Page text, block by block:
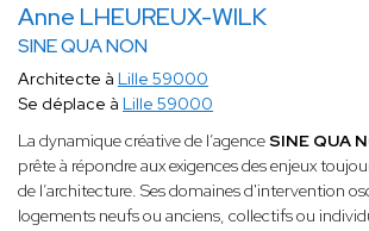
Anne LHEUREUX-WILK
SINE QUA NON
Architecte à Lille 59000
Se déplace à Lille 59000
La dynamique créative de l’agenceSINE QUA
prête à répondre aux exigences des enjeux
de l’architecture. Ses domaines d'intervention
logements neufs ou anciens, collectifs ou